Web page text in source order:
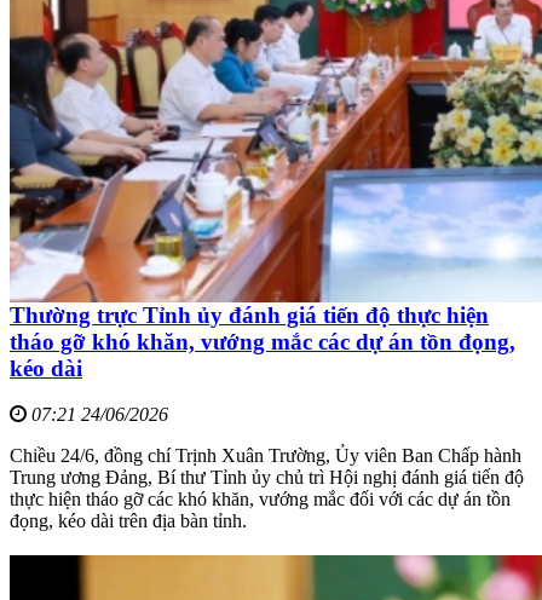
Thường trực Tỉnh ủy đánh giá tiến độ thực hiện
tháo gỡ khó khăn, vướng mắc các dự án tồn đọng,
kéo dài
07:21 24/06/2026
Chiều 24/6, đồng chí Trịnh Xuân Trường, Ủy viên Ban Chấp hành
Trung ương Đảng, Bí thư Tỉnh ủy chủ trì Hội nghị đánh giá tiến độ
thực hiện tháo gỡ các khó khăn, vướng mắc đối với các dự án tồn
đọng, kéo dài trên địa bàn tỉnh.